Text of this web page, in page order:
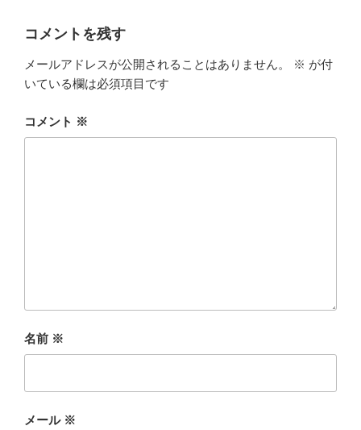
コメントを残す
メールアドレスが公開されることはありません。 ※ が付
いている欄は必須項目です
コメント ※
名前 ※
メール ※